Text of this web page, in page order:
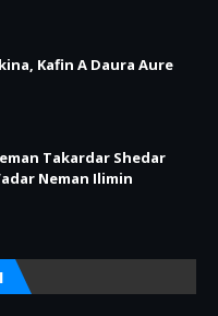
Kafin A Daura Aure
Takardar Shedar
Neman Ilimin